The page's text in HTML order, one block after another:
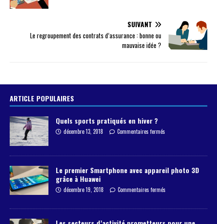
SUIVANT
Le regroupement des contrats d’assurance : bonne ou
mauvaise idée ?
ARTICLE POPULAIRES
Quels sports pratiqués en hiver ?
décembre 13, 2018 Commentaires fermés
Le premier Smartphone avec appareil photo 3D
grâce à Huawei
décembre 19, 2018 Commentaires fermés